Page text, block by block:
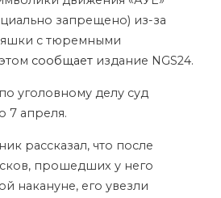
запрещено) из-за
с тюремными
сообщает издание NGS24.
уголовному делу суд
7 апреля.
рассказал, что после
прошедших у него
накануне, его увезли